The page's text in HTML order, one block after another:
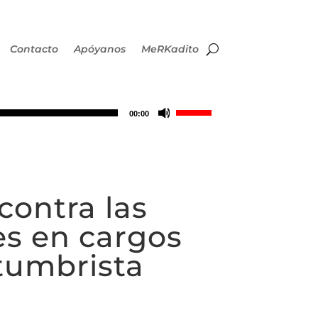
Contacto Apóyanos MeRKadito
00:00
Utiliza
flecha
las
en cargos